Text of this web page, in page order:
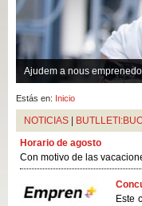
Ajudem a nous
Estás en: Inicio
NOTICIAS|
Horario de agosto
Con motivo de las
Este